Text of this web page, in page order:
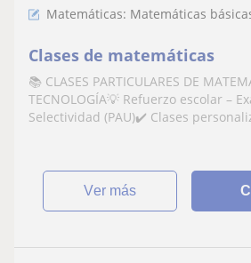
Matemáticas: Matemáticas
Clases de matemáticas
📚 CLASES PARTICULARES DE
TECNOLOGÍA💡 Refuerzo escolar –
Selectividad (PAU)✔️ Clases
ver más